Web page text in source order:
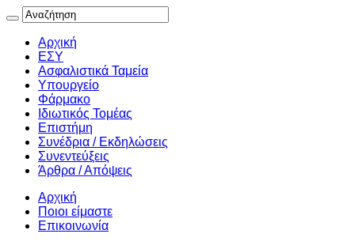
Αρχική
ΕΣΥ
Ασφαλιστικά Ταμεία
Υπουργείο
Φάρμακο
Ιδιωτικός Τομέας
Επιστήμη
Συνέδρια / Εκδηλώσεις
Συνεντεύξεις
Άρθρα / Απόψεις
Αρχική
Ποιοι είμαστε
Επικοινωνία